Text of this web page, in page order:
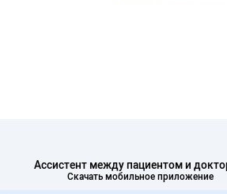
Ассистент между пациентом и
Скачать мобильное приложение